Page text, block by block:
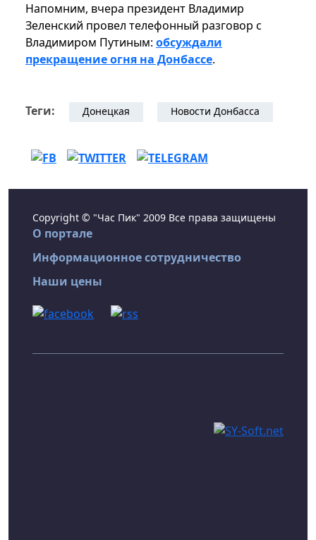
Напомним, вчера президент Владимир
Зеленский провел телефонный разговор с
Владимиром Путиным: обсуждали
прекращение огня на Донбассе.
Теги: Донецкая Новости Донбасса
Copyright © "Час Пик" 2009 Все права защищены
О портале
Информационное сотрудничество
Наши цены